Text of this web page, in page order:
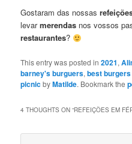
tacho
cream
e
doce
eat
ice
cream
Gostaram das nossas
levarmerendas nos vossos
restaurantes?
This entry was posted in2021,
barney's burguers,best
picnicbyMatilde. Bookmark the
4 THOUGHTS ON “REFEIÇÕES EM